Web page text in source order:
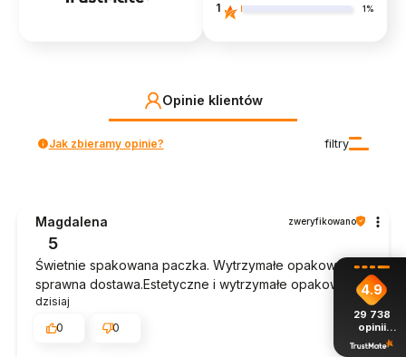
1 1%
Opinie klientów
filtry
Jak zbieramy opinie?
Magdalena zweryfikowano
5
Świetnie spakowana paczka. Wytrzymałe opakowanie i
sprawna dostawa.Estetyczne i wytrzymałe opakowanie.
dzisiaj
0
0
4.9
29 738
opinii
z całego
okresu